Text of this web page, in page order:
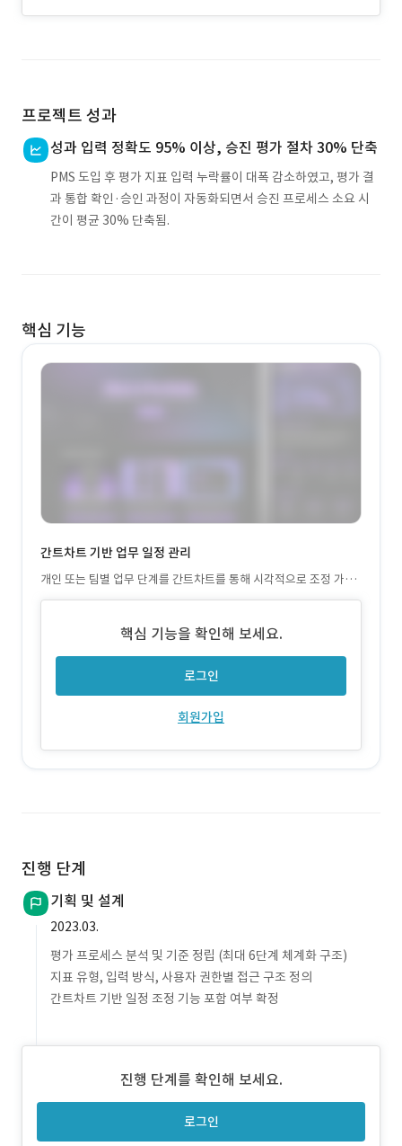
프로젝트 성과
성과 입력 정확도 95% 이상, 승진 평가 절차 30% 단축
PMS 도입 후 평가 지표 입력 누락률이 대폭 감소하였고, 평가 결
과 통합 확인·승인 과정이 자동화되면서 승진 프로세스 소요 시
간이 평균 30% 단축됨.
핵심 기능
간트차트 기반 업무 일정 관리
개인 또는 팀별 업무 단계를 간트차트를 통해 시각적으로 조정 가능,
일정 변경 시 자동 반영되어 실무 효율성 향상
핵심 기능을 확인해 보세요.
로그인
회원가입
진행 단계
기획 및 설계
2023.03.
평가 프로세스 분석 및 기준 정립 (최대 6단계 체계화 구조)
지표 유형, 입력 방식, 사용자 권한별 접근 구조 정의
간트차트 기반 일정 조정 기능 포함 여부 확정
진행 단계를 확인해 보세요.
로그인